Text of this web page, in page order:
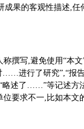
果的客观性描述,
撰写,避免使用“本文
……进行了研究”,“
述了……”等记述方
要求不一,比如本文